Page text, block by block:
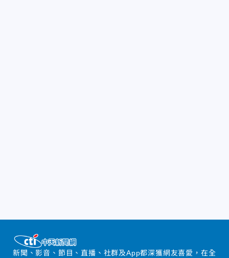
新聞、影音、節目、直播、社群及App都深獲網友喜愛，在全